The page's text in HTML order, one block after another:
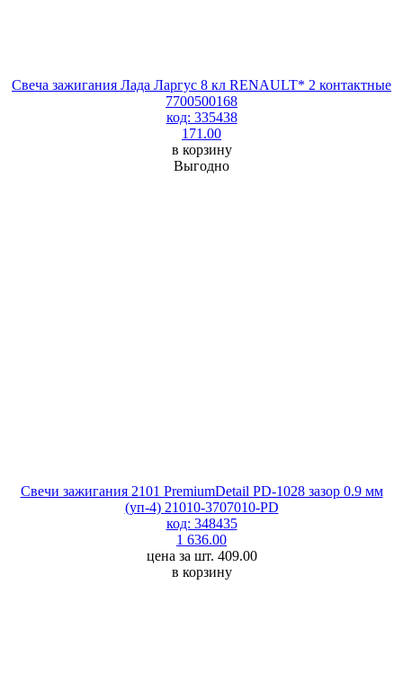
Свеча зажигания Лада Ларгус 8 кл RENAULT* 2 контактные
7700500168
код: 335438
171.00
в корзину
Выгодно
Свечи зажигания 2101 PremiumDetail PD-1028 зазор 0.9 мм
(уп-4) 21010-3707010-PD
код: 348435
1 636.00
цена за шт. 409.00
в корзину